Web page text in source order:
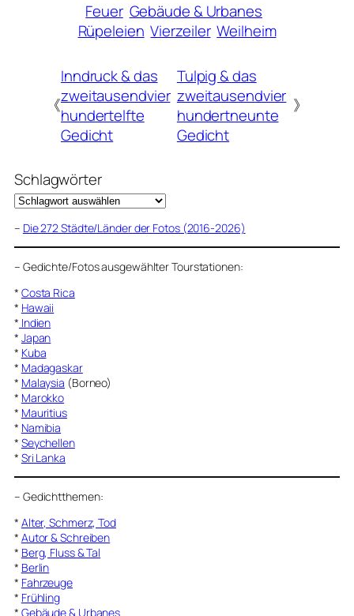
Feuer Gebäude & Urbanes
Rüpeleien Vierzeiler Weilheim
《
Inndruck & das
zweitausendvier
hundertelfte
Gedicht
Tulpig & das
zweitausendvier
hundertneunte
Gedicht
》
Schlagwörter
– Die 272 Städte/Länder der Fotos (2016-2026)
– Gedichte/Fotos ausgewählter Tourstationen:
* Costa Rica
* Hawaii
* Indien
* Japan
* Kuba
* Madagaskar
* Malaysia (Borneo)
* Marokko
* Mauritius
* Namibia
* Seychellen
* Sri Lanka
– Gedichtthemen:
* Alter, Schmerz, Tod
* Autor & Schreiben
* Berg, Fluss & Tal
* Berlin
* Fahrzeuge
* Frühling
* Gebäude & Urbanes